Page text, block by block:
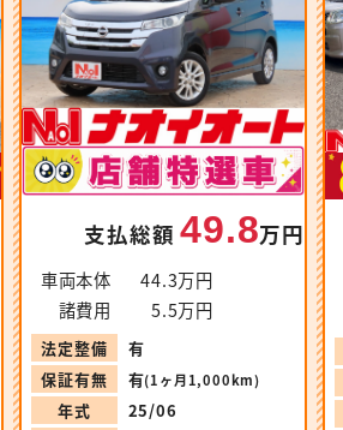
支払総額49.8万円
車両本体
44.3万円
諸費用
5.5万円
法定整備
有
保証有無
有(1ヶ月1,000km)
年式
25/06